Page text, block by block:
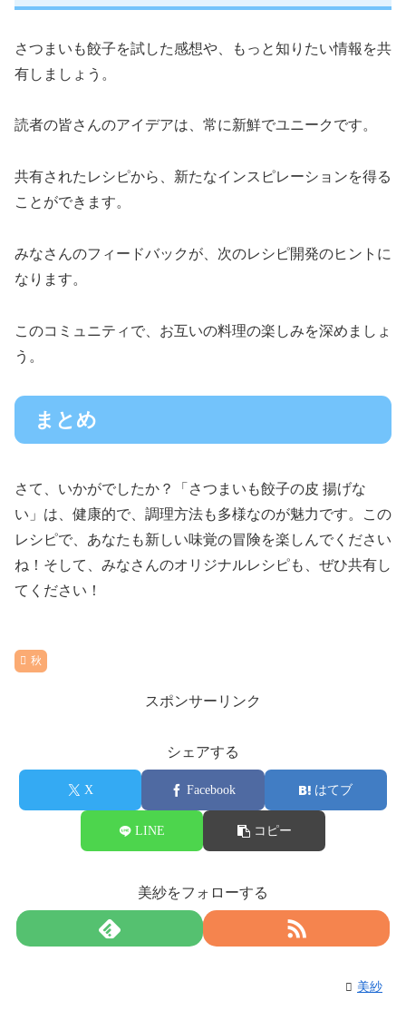
さつまいも餃子を試した感想や、もっと知りたい情報を共
有しましょう。
読者の皆さんのアイデアは、常に新鮮でユニークです。
共有されたレシピから、新たなインスピレーションを得る
ことができます。
みなさんのフィードバックが、次のレシピ開発のヒントに
なります。
このコミュニティで、お互いの料理の楽しみを深めましょ
う。
まとめ
さて、いかがでしたか？「さつまいも餃子の皮 揚げな
い」は、健康的で、調理方法も多様なのが魅力です。この
レシピで、あなたも新しい味覚の冒険を楽しんでください
ね！そして、みなさんのオリジナルレシピも、ぜひ共有し
てください！
秋
スポンサーリンク
シェアする
X Facebook はてブ
LINE コピー
美紗をフォローする
美紗